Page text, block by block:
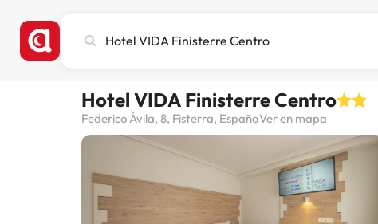
ciudad,
destino
Hotel VIDA Finisterre Centro
Federico Ávila, 8, Fisterra, EspañaVer en mapa